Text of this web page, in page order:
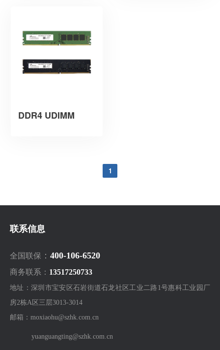
DDR4 UDIMM
1
联系信息
全国联保 ： 400-106-6520
商务联系： 13517250733
地址：深圳市宝安区石岩街道石龙社区工业二路1号惠科工业园厂
房2栋A区三层3013-3014
邮箱：moxiaohu@szhk.com.cn
yuanguangting@szhk.com.cn